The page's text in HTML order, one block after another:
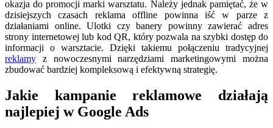
okazja do promocji marki warsztatu. Należy jednak pamiętać, że w
dzisiejszych czasach reklama offline powinna iść w parze z
działaniami online. Ulotki czy banery powinny zawierać adres
strony internetowej lub kod QR, który pozwala na szybki dostęp do
informacji o warsztacie. Dzięki takiemu połączeniu tradycyjnej
reklamy z nowoczesnymi narzędziami marketingowymi można
zbudować bardziej kompleksową i efektywną strategię.
Jakie kampanie reklamowe działają
najlepiej w Google Ads